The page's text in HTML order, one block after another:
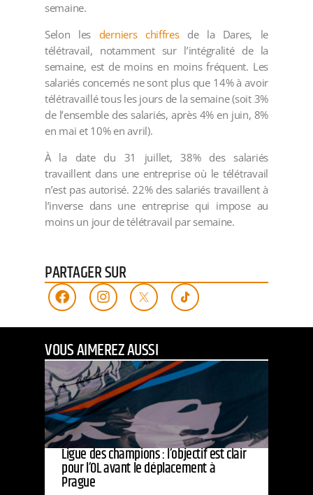
semaine.
Selon les derniers chiffresde la Dares, le
télétravail, notamment sur l’intégralité de la
semaine, est de moins en moins fréquent. Les
salariés concernés ne sont plus que 14% à avoir
télétravaillé tous les jours de la semaine (soit 3%
de l’ensemble des salariés, après 4% en juin, 8%
en mai et 10% en avril).
À la date du 31 juillet, 38% des salariés
travaillent dans une entreprise où le télétravail
n’est pas autorisé. 22% des salariés travaillent à
l’inverse dans une entreprise qui impose au
moins un jour de télétravail par semaine.
PARTAGER SUR
VOUS AIMEREZ AUSSI
Ligue des champions : l’objectif est clair
pour l’OL avant le déplacement à
Prague